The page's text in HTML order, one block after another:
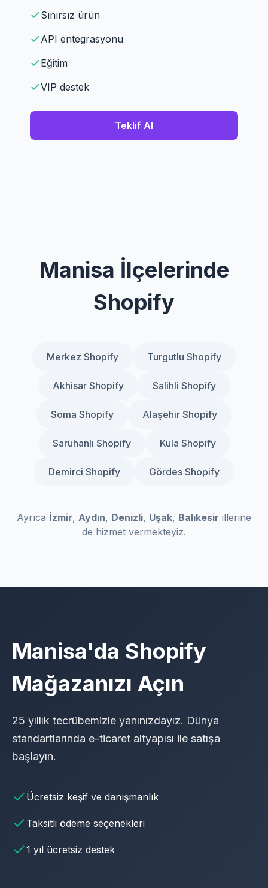
Sınırsız ürün
API entegrasyonu
Eğitim
VIP destek
Teklif Al
Manisa İlçelerinde
Shopify
Merkez Shopify Turgutlu Shopify
Akhisar Shopify Salihli Shopify
Soma Shopify Alaşehir Shopify
Saruhanlı Shopify Kula Shopify
Demirci Shopify Gördes Shopify
Ayrıca İzmir, Aydın, Denizli, Uşak, Balıkesir illerine
de hizmet vermekteyiz.
Manisa'da Shopify
Mağazanızı Açın
25 yıllık tecrübemizle yanınızdayız. Dünya
standartlarında e-ticaret altyapısı ile satışa
başlayın.
Ücretsiz keşif ve danışmanlık
Taksitli ödeme seçenekleri
1 yıl ücretsiz destek